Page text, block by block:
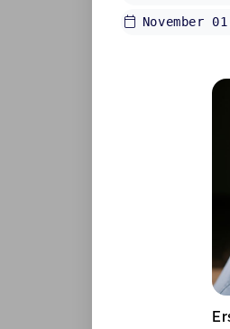
November 01